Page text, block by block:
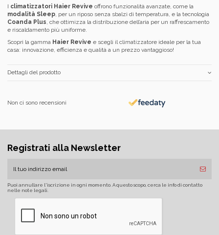
I climatizzatori Haier Revive offrono funzionalità avanzate, come la
modalità Sleep , per un riposo senza sbalzi di temperatura, e la tecnologia
Coanda Plus , che ottimizza la distribuzione dell’aria per un raffrescamento
e riscaldamento più uniforme.
Scopri la gamma Haier Revive e scegli il climatizzatore ideale per la tua
casa: innovazione, efficienza e qualità a un prezzo vantaggioso!
Dettagli del prodotto
Non ci sono recensioni
Registrati alla Newsletter
Puoi annullare l'iscrizione in ogni momento. A questo scopo, cerca le info di contatto
nelle note legali.